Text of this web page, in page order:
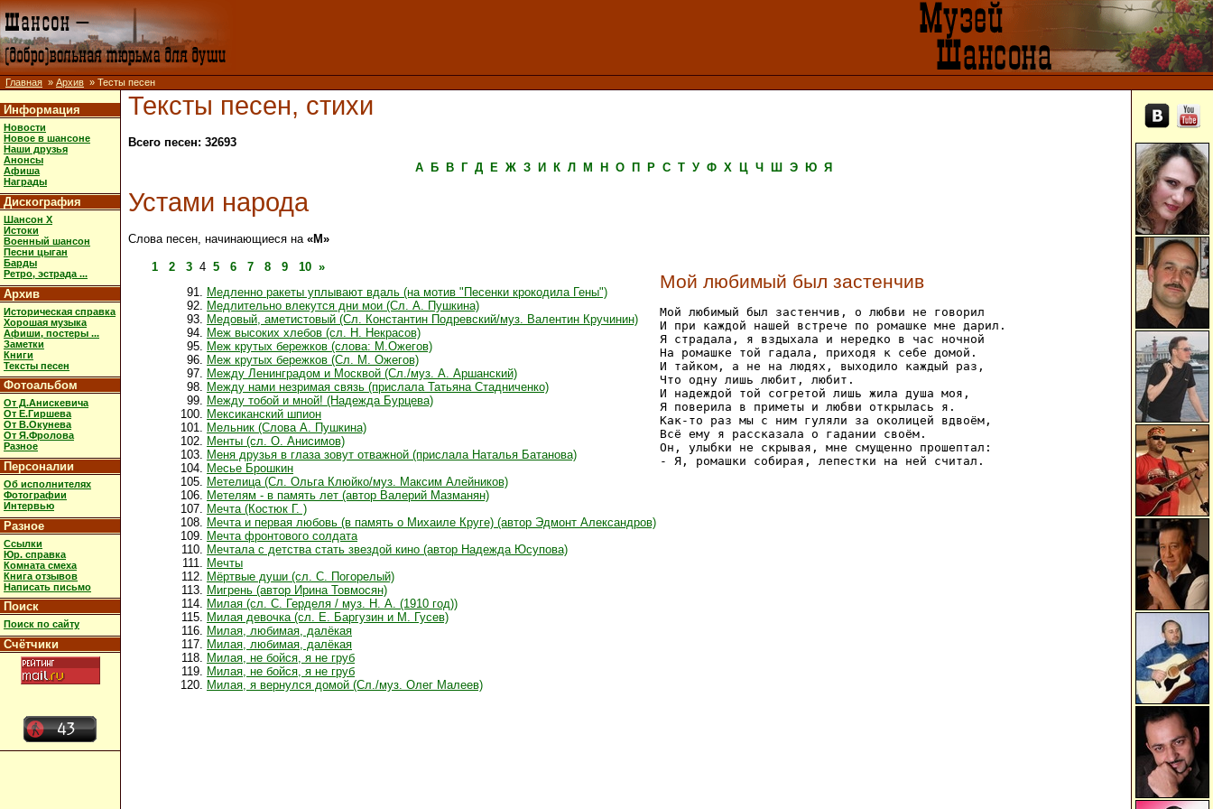
Главная » Архив » Тесты песен
Информация
Новости
Новое в шансоне
Наши друзья
Анонсы
Афиша
Награды
Дискография
Шансон X
Истоки
Военный шансон
Песни цыган
Барды
Ретро, эстрада ...
Архив
Историческая справка
Хорошая музыка
Афиши, постеры ...
Заметки
Книги
Тексты песен
Фотоальбом
От Д.Анискевича
От Е.Гиршева
От В.Окунева
От Я.Фролова
Разное
Персоналии
Об исполнителях
Фотографии
Интервью
Разное
Ссылки
Юр. справка
Комната смеха
Книга отзывов
Написать письмо
Поиск
Поиск по сайту
Счётчики
Тексты песен, стихи
Всего песен: 32693
А
Б В Г Д Е Ж З И К Л М Н О П Р С Т У Ф Х Ц Ч Ш Э Ю Я
Устами народа
Слова песен, начинающиеся на «М»
1 2 3 4 5 6 7 8 9 10 »
Медленно ракеты уплывают вдаль (на мотив "Песенки крокодила Гены")
Медлительно влекутся дни мои (Сл. А. Пушкина)
Медовый, аметистовый (Сл. Константин Подревский/муз. Валентин Кручинин)
Меж высоких хлебов (сл. Н. Некрасов)
Меж крутых бережков (слова: М.Ожегов)
Меж крутых бережков (Сл. М. Ожегов)
Между Ленинградом и Москвой (Сл./муз. А. Аршанский)
Между нами незримая связь (прислала Татьяна Стадниченко)
Между тобой и мной! (Надежда Бурцева)
Мексиканский шпион
Мельник (Слова А. Пушкина)
Менты (сл. О. Анисимов)
Меня друзья в глаза зовут отважной (прислала Наталья Батанова)
Месье Брошкин
Метелица (Сл. Ольга Клюйко/муз. Максим Алейников)
Метелям - в память лет (автор Валерий Мазманян)
Мечта (Костюк Г. )
Мечта и первая любовь (в память о Михаиле Круге) (автор Эдмонт Александров)
Мечта фронтового солдата
Мечтала с детства стать звездой кино (автор Надежда Юсупова)
Мечты
Мёртвые души (сл. С. Погорелый)
Мигрень (автор Ирина Товмосян)
Милая (сл. С. Герделя / муз. Н. А. (1910 год))
Милая девочка (сл. Е. Баргузин и М. Гусев)
Милая, любимая, далёкая
Милая, любимая, далёкая
Милая, не бойся, я не груб
Милая, не бойся, я не груб
Милая, я вернулся домой (Сл./муз. Олег Малеев)
Мой любимый был застенчив
Мой любимый был застенчив, о любви не говорил
И при каждой нашей встрече по ромашке мне дарил.
Я страдала, я вздыхала и нередко в час ночной
На ромашке той гадала, приходя к себе домой.
И тайком, а не на людях, выходило каждый раз,
Что одну лишь любит, любит.
И надеждой той согретой лишь жила душа моя,
Я поверила в приметы и любви открылась я.
Как-то раз мы с ним гуляли за околицей вдвоём,
Всё ему я рассказала о гадании своём.
Он, улыбки не скрывая, мне смущенно прошептал:
- Я, ромашки собирая, лепестки на ней считал.